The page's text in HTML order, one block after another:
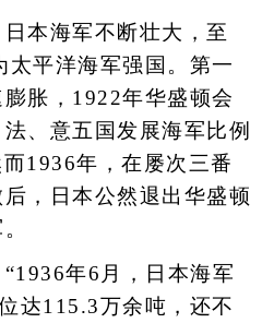
本海军不断壮大，至
太平洋海军强国。第一
胀，1922年华盛顿会
、意五国发展海军比例
1936年，在屡次三番
，日本公然退出华盛顿
年6月，日本海军
达115.3万余吨，还不